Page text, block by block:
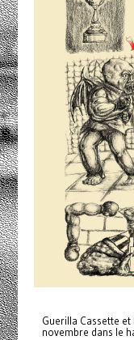
Guerilla Cassette
novembre dans le